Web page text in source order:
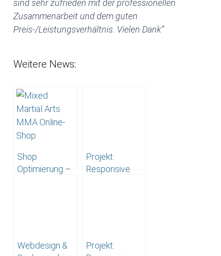
sind sehr zufrieden mit der professionellen
Zusammenarbeit und dem guten
Preis-/Leistungsverhältnis. Vielen Dank”
Weitere News:
Shop
Optimierung –
Projekt:
Responsive
Webdesign &
Projekt: